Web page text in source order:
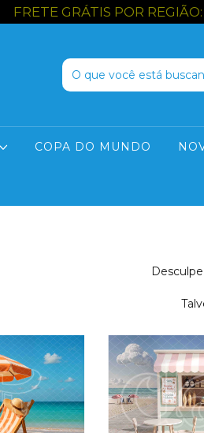
FRETE GRÁTIS POR
COPA DO MUNDO